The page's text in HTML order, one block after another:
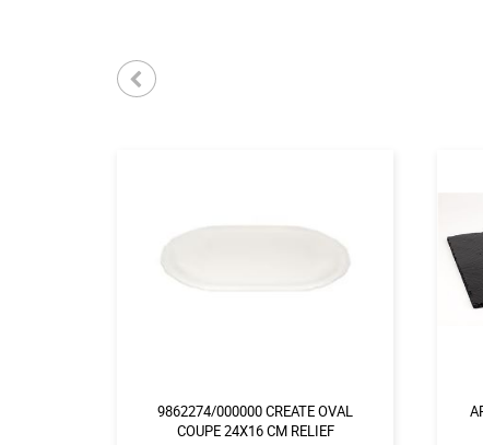
9862274/000000 CREATE OVAL
COUPE 24X16 CM RELIEF